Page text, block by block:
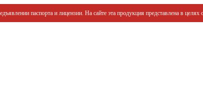
паспорта и лицензии. На сайте эта продукция представлена в